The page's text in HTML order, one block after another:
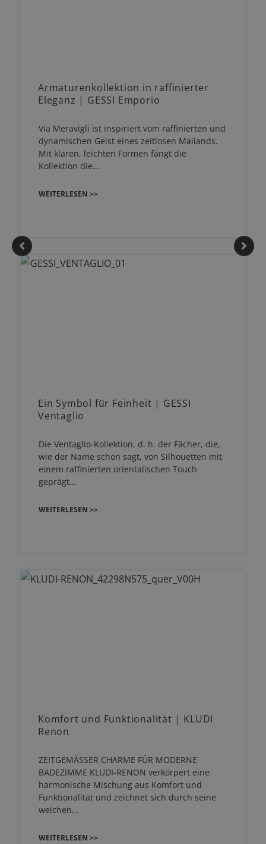
Armaturenkollektion in raffinierter
Eleganz | GESSI Emporio
Via Meravigli ist inspiriert vom raffinierten und
dynamischen Geist eines zeitlosen Mailands.
Mit klaren, leichten Formen fängt die
Kollektion die…
WEITERLESEN >>
Ein Symbol für Feinheit | GESSI
Ventaglio
Die Ventaglio-Kollektion, d. h. der Fächer, die,
wie der Name schon sagt, von Silhouetten mit
einem raffinierten orientalischen Touch
geprägt…
WEITERLESEN >>
Komfort und Funktionalität | KLUDI
Renon
ZEITGEMÄSSER CHARME FÜR MODERNE
BADEZIMME KLUDI-RENON verkörpert eine
harmonische Mischung aus Komfort und
Funktionalität und zeichnet sich durch seine
weichen…
WEITERLESEN >>